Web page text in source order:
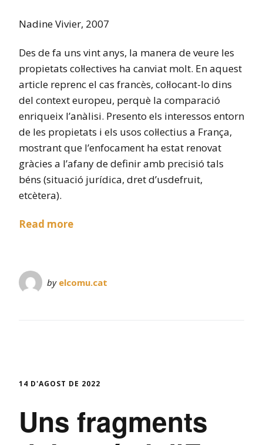
Nadine Vivier, 2007
Des de fa uns vint anys, la manera de veure les
propietats col·lectives ha canviat molt. En aquest
article reprenc el cas francès, col·locant-lo dins
del context europeu, perquè la comparació
enriqueix l’anàlisi. Presento els interessos entorn
de les propietats i els usos col·lectius a França,
mostrant que l’enfocament ha estat renovat
gràcies a l’afany de definir amb precisió tals
béns (situació jurídica, dret d’usdefruit,
etcètera).
Read more
by elcomu.cat
14 D'AGOST DE 2022
Uns fragments